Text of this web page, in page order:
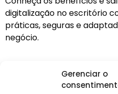
Gerenciar o
digitalização no escritório
práticas, seguras e
negócio.
Institucional